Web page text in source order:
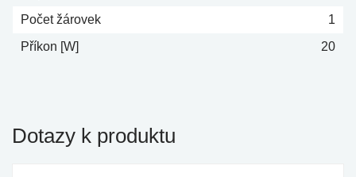
Počet žárovek
1
Příkon [W]
20
Dotazy k produktu